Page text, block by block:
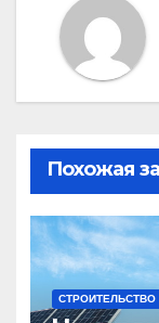
Похожая
СТРОИТЕЛЬСТВО